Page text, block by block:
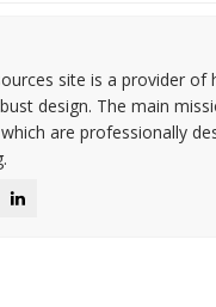
site is a provider
design. The main
are professionally